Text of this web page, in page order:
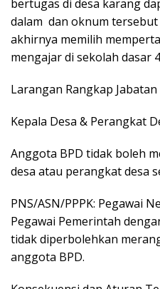
bertugas di desa karang
dalam dan oknum
akhirnya memilih
mengajar di sekolah dasar
Larangan Rangkap
Kepala Desa & Perangkat
Anggota BPD tidak boleh
desa atau perangkat desa
PNS/ASN/PPPK: Pegawai
Pegawai Pemerintah
tidak diperbolehkan
anggota BPD.